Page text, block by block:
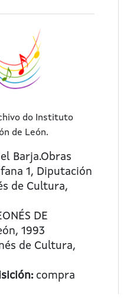
do Instituto
de León.
Barja.Obras
1, Diputación
de Cultura,
DE
1993
de Cultura,
compra